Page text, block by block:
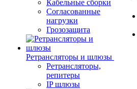
Кабельные сборки
Согласованные
нагрузки
Грозозащита
Ретрансляторы и шлюзы
Ретрансляторы,
репитеры
IP шлюзы